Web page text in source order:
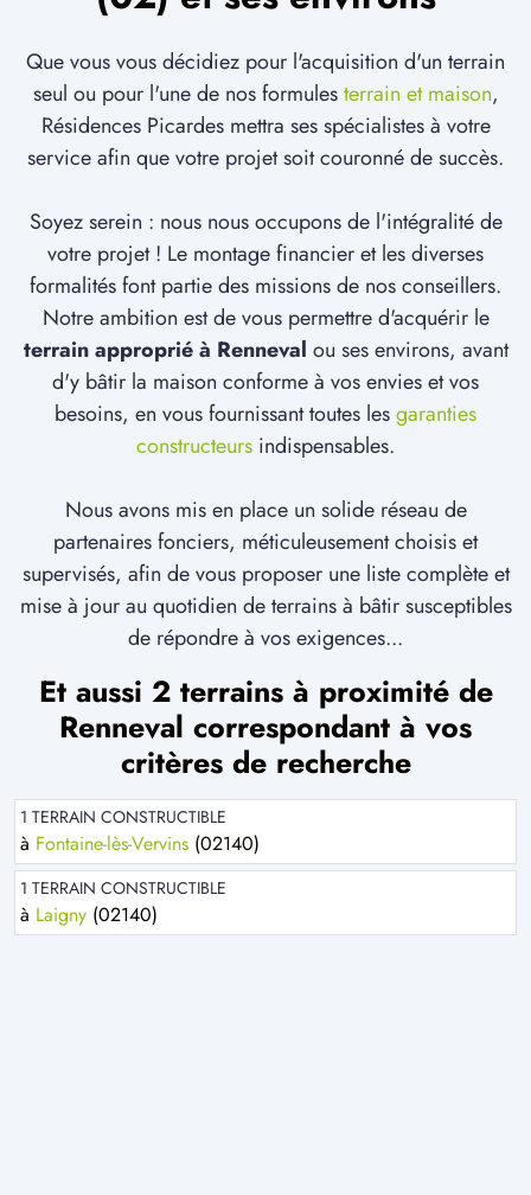
Que vous vous décidiez pour l'acquisition d'un terrain
seul ou pour l'une de nos formulesterrain et maison,
Résidences Picardes mettra ses spécialistes à votre
service afin que votre projet soit couronné de succès.
Soyez serein : nous nous occupons de l'intégralité de
votre projet ! Le montage financier et les diverses
formalités font partie des missions de nos conseillers.
Notre ambition est de vous permettre d'acquérir le
terrain approprié à Renneval ou ses environs, avant
d'y bâtir la maison conforme à vos envies et vos
besoins, en vous fournissant toutes lesgaranties
constructeurs indispensables.
Nous avons mis en place un solide réseau de
partenaires fonciers, méticuleusement choisis et
supervisés, afin de vous proposer une liste complète et
mise à jour au quotidien de terrains à bâtir susceptibles
de répondre à vos exigences...
Et aussi 2 terrains à proximité de
Renneval correspondant à vos
critères de recherche
1 TERRAIN CONSTRUCTIBLE
à Fontaine-lès-Vervins (02140)
1 TERRAIN CONSTRUCTIBLE
à Laigny (02140)